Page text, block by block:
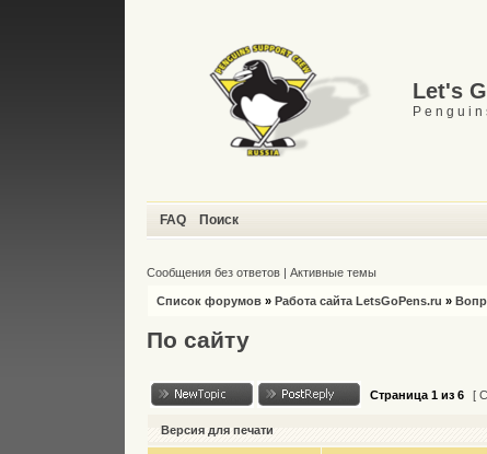
Let's
P e n g u i n
FAQ Поиск
Сообщения без ответов |Активные темы
Список форумов »Работа сайта LetsGoPens.ru »
По сайту
Страница1 из6 [
Версия для печати